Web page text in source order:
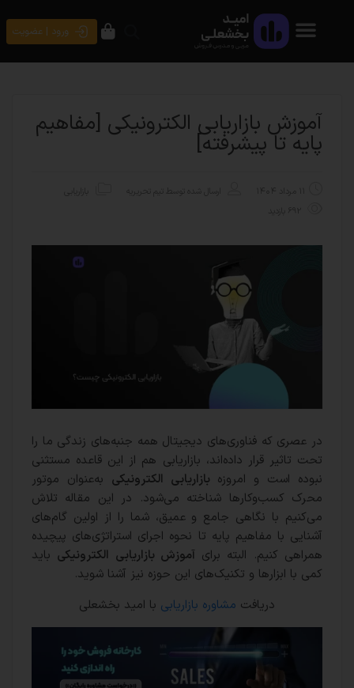
ورود | عضویت
آموزش بازاریابی الکترونیکی [مفاهیم
پایه تا پیشرفته]
در عصری که فناوری‌های دیجیتال همه جنبه‌های زندگی ما را
تحت تاثیر قرار داده‌اند، بازاریابی هم از این قاعده مستثنی
نبوده است و امروزه بازاریابی الکترونیکی به‌عنوان موتور
محرک کسب‌وکارها شناخته می‌شود. در این مقاله تلاش
می‌کنیم با نگاهی جامع و عمیق، شما را از اولین گام‌های
آشنایی با مفاهیم پایه تا نحوه اجرای استراتژی‌های پیچیده
همراهی کنیم. البته برای آموزش بازاریابی الکترونیکی باید
کمی با ابزارها و تکنیک‌های این حوزه نیز آشنا شوید.
دریافت مشاوره بازاریابی با امید بخشعلی